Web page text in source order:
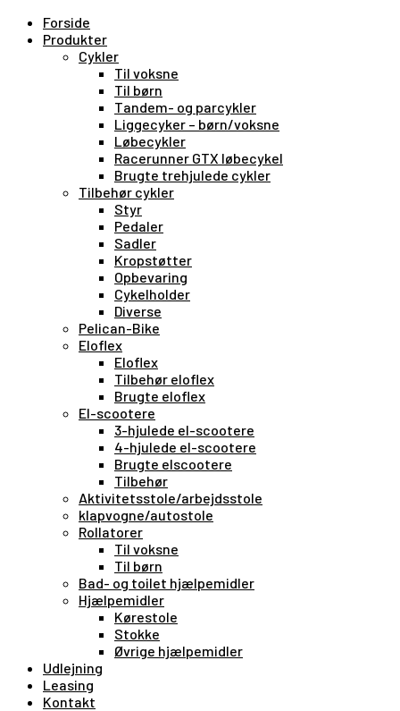
Forside
Produkter
Cykler
Til voksne
Til børn
Tandem- og parcykler
Liggecyker – børn/voksne
Løbecykler
Racerunner GTX løbecykel
Brugte trehjulede cykler
Tilbehør cykler
Styr
Pedaler
Sadler
Kropstøtter
Opbevaring
Cykelholder
Diverse
Pelican-Bike
Eloflex
Eloflex
Tilbehør eloflex
Brugte eloflex
El-scootere
3-hjulede el-scootere
4-hjulede el-scootere
Brugte elscootere
Tilbehør
Aktivitetsstole/arbejdsstole
klapvogne/autostole
Rollatorer
Til voksne
Til børn
Bad- og toilet hjælpemidler
Hjælpemidler
Kørestole
Stokke
Øvrige hjælpemidler
Udlejning
Leasing
Kontakt